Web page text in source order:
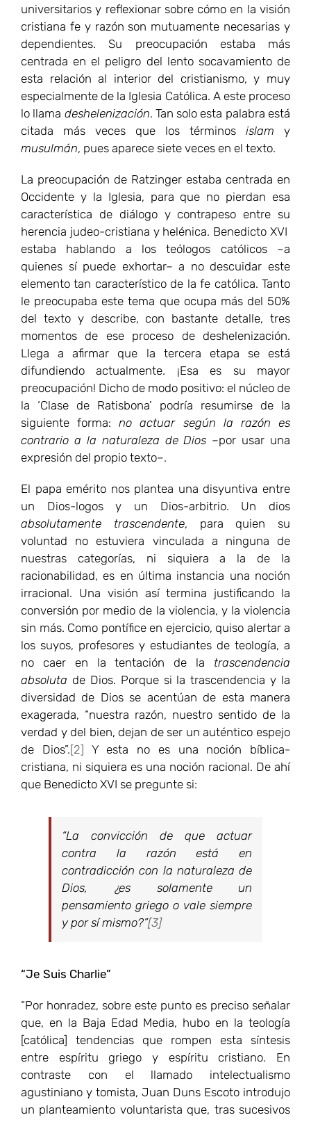
universitarios y reflexionar sobre cómo en la visión
cristiana fe y razón son mutuamente necesarias y
dependientes. Su preocupación estaba más
centrada en el peligro del lento socavamiento de
esta relación al interior del cristianismo, y muy
especialmente de la Iglesia Católica. A este proceso
lo llama deshelenización. Tan solo esta palabra está
citada más veces que los términos islam y
musulmán, pues aparece siete veces en el texto.
La preocupación de Ratzinger estaba centrada en
Occidente y la Iglesia, para que no pierdan esa
característica de diálogo y contrapeso entre su
herencia judeo-cristiana y helénica. Benedicto XVI
estaba hablando a los teólogos católicos –a
quienes sí puede exhortar– a no descuidar este
elemento tan característico de la fe católica. Tanto
le preocupaba este tema que ocupa más del 50%
del texto y describe, con bastante detalle, tres
momentos de ese proceso de deshelenización.
Llega a afirmar que la tercera etapa se está
difundiendo actualmente. ¡Esa es su mayor
preocupación! Dicho de modo positivo: el núcleo de
la ‘Clase de Ratisbona’ podría resumirse de la
siguiente forma:no actuar según la razón es
contrario a la naturaleza de Dios –por usar una
expresión del propio texto–.
El papa emérito nos plantea una disyuntiva entre
un Dios-logos y un Dios-arbitrio. Un dios
absolutamente trascendente, para quien su
voluntad no estuviera vinculada a ninguna de
nuestras categorías, ni siquiera a la de la
racionabilidad, es en última instancia una noción
irracional. Una visión así termina justificando la
conversión por medio de la violencia, y la violencia
sin más. Como pontífice en ejercicio, quiso alertar a
los suyos, profesores y estudiantes de teología, a
no caer en la tentación de la trascendencia
absoluta de Dios. Porque si la trascendencia y la
diversidad de Dios se acentúan de esta manera
exagerada, “nuestra razón, nuestro sentido de la
verdad y del bien, dejan de ser un auténtico espejo
de Dios”.[2] Y esta no es una noción bíblica-
cristiana, ni siquiera es una noción racional. De ahí
que Benedicto XVI se pregunte si:
“La convicción de que actuar
contra la razón está en
contradicción con la naturaleza de
Dios, ¿es solamente un
pensamiento griego o vale siempre
y por sí mismo?”[3]
“Je Suis Charlie”
“Por honradez, sobre este punto es preciso señalar
que, en la Baja Edad Media, hubo en la teología
[católica] tendencias que rompen esta síntesis
entre espíritu griego y espíritu cristiano. En
contraste con el llamado intelectualismo
agustiniano y tomista, Juan Duns Escoto introdujo
un planteamiento voluntarista que, tras sucesivos